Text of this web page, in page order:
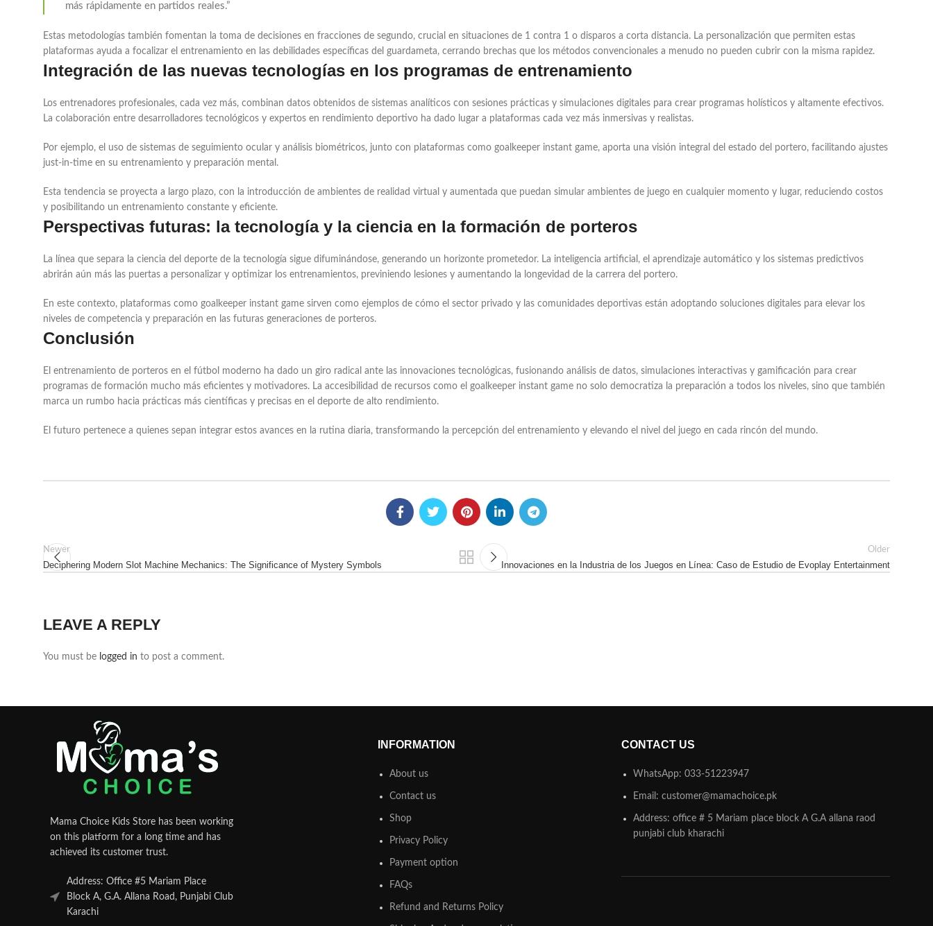
más rápidamente en partidos reales.”
Estas metodologías también fomentan la toma de decisiones en fracciones de segundo, crucial en situaciones de 1 contra 1 o disparos a corta distancia. La personalización que permiten estas
plataformas ayuda a focalizar el entrenamiento en las debilidades específicas del guardameta, cerrando brechas que los métodos convencionales a menudo no pueden cubrir con la misma rapidez.
Integración de las nuevas tecnologías en los programas de entrenamiento
Los entrenadores profesionales, cada vez más, combinan datos obtenidos de sistemas analíticos con sesiones prácticas y simulaciones digitales para crear programas holísticos y altamente efectivos.
La colaboración entre desarrolladores tecnológicos y expertos en rendimiento deportivo ha dado lugar a plataformas cada vez más inmersivas y realistas.
Por ejemplo, el uso de sistemas de seguimiento ocular y análisis biométricos, junto con plataformas como goalkeeper instant game, aporta una visión integral del estado del portero, facilitando ajustes
just-in-time en su entrenamiento y preparación mental.
Esta tendencia se proyecta a largo plazo, con la introducción de ambientes de realidad virtual y aumentada que puedan simular ambientes de juego en cualquier momento y lugar, reduciendo costos
y posibilitando un entrenamiento constante y eficiente.
Perspectivas futuras: la tecnología y la ciencia en la formación de porteros
La línea que separa la ciencia del deporte de la tecnología sigue difuminándose, generando un horizonte prometedor. La inteligencia artificial, el aprendizaje automático y los sistemas predictivos
abrirán aún más las puertas a personalizar y optimizar los entrenamientos, previniendo lesiones y aumentando la longevidad de la carrera del portero.
En este contexto, plataformas como goalkeeper instant game sirven como ejemplos de cómo el sector privado y las comunidades deportivas están adoptando soluciones digitales para elevar los
niveles de competencia y preparación en las futuras generaciones de porteros.
Conclusión
El entrenamiento de porteros en el fútbol moderno ha dado un giro radical ante las innovaciones tecnológicas, fusionando análisis de datos, simulaciones interactivas y gamificación para crear
programas de formación mucho más eficientes y motivadores. La accesibilidad de recursos como el goalkeeper instant game no solo democratiza la preparación a todos los niveles, sino que también
marca un rumbo hacia prácticas más científicas y precisas en el deporte de alto rendimiento.
El futuro pertenece a quienes sepan integrar estos avances en la rutina diaria, transformando la percepción del entrenamiento y elevando el nivel del juego en cada rincón del mundo.
Newer
Deciphering Modern Slot Machine Mechanics: The Significance of Mystery Symbols
Older
Innovaciones en la Industria de los Juegos en Línea: Caso de Estudio de Evoplay Entertainment
LEAVE A REPLY
You must be logged in to post a comment.
Mama Choice Kids Store has been working
on this platform for a long time and has
achieved its customer trust.
Address: Office #5 Mariam Place
Block A, G.A. Allana Road, Punjabi Club
Karachi
INFORMATION
About us
Contact us
Shop
Privacy Policy
Payment option
FAQs
Refund and Returns Policy
CONTACT US
WhatsApp: 033-51223947
Email: customer@mamachoice.pk
Address: office # 5 Mariam place block A G.A allana raod
punjabi club kharachi